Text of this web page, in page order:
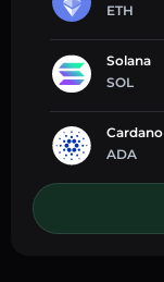
ETH
Solana
SOL
Cardano
ADA